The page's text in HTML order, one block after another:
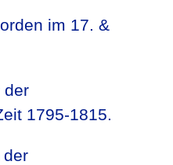
im 17. &
der
1795-1815.
der